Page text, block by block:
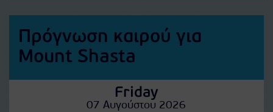
Πρόγνωση καιρού για
Mount Shasta
Friday
07 Αυγούστου 2026